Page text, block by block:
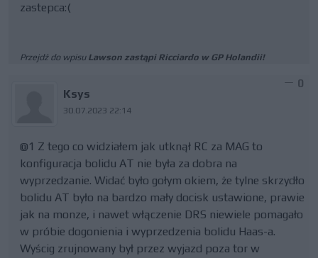
zastepca:(
Przejdź do wpisu Lawson zastąpi Ricciardo w GP Holandii!
Ksys
30.07.2023 22:14
0
@1 Z tego co widziałem jak utknął RC za MAG to
konfiguracja bolidu AT nie była za dobra na
wyprzedzanie. Widać było gołym okiem, że tylne skrzydło
bolidu AT było na bardzo mały docisk ustawione, prawie
jak na monze, i nawet włączenie DRS niewiele pomagało
w próbie dogonienia i wyprzedzenia bolidu Haas-a.
Wyścig zrujnowany był przez wyjazd poza tor w